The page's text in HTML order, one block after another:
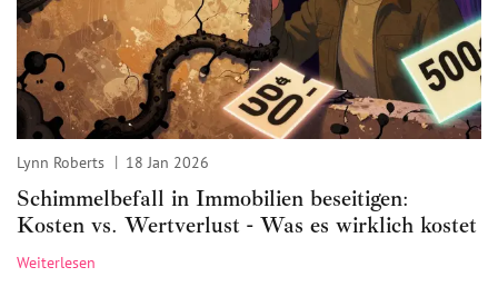
Lynn Roberts 18 Jan 2026
Schimmelbefall in Immobilien beseitigen:
Kosten vs. Wertverlust - Was es wirklich kostet
Weiterlesen